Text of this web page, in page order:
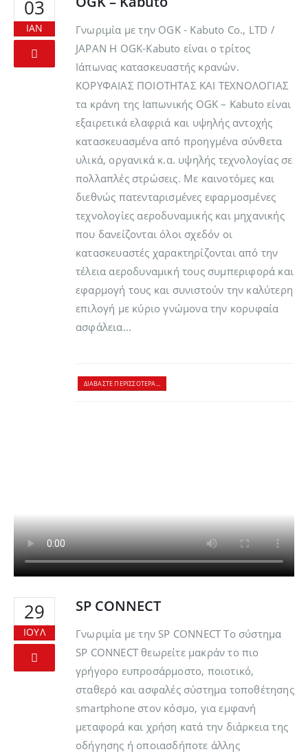
03
ΙΑΝ
Γνωριμία με την OGK - Kabuto Co., LTD /
JAPAN Η OGK-Kabuto είναι ο τρίτος
Ιάπωνας κατασκευαστής κρανών.
ΚΟΡΥΦΑΙΑΣ ΠΟΙΟΤΗΤΑΣ ΚΑΙ ΤΕΧΝΟΛΟΓΙΑΣ
τα κράνη της Ιαπωνικής OGK – Kabuto είναι
εξαιρετικά ελαφριά και υψηλής αντοχής
κατασκευασμένα από προηγμένα σύνθετα
υλικά, οργανικά κ.α. υψηλής τεχνολογίας σε
πολλαπλές στρώσεις. Με καινοτόμες και
διεθνώς πατενταρισμένες εφαρμοσμένες
τεχνολογίες αεροδυναμικής και μηχανικής
που δανείζονται όλοι σχεδόν οι
κατασκευαστές χαρακτηρίζονται από την
τέλεια αεροδυναμική τους συμπεριφορά και
εφαρμογή τους και συνιστούν την καλύτερη
επιλογή με κύριο γνώμονα την κορυφαία
ασφάλεια...
ΔΙΑΒΆΣΤΕ ΠΕΡΙΣΣΌΤΕΡΑ...
29
ΙΟΎΛ
SP CONNECT
Γνωριμία με την SP CONNECT Το σύστημα
SP CONNECT θεωρείτε μακράν το πιο
γρήγορο ευπροσάρμοστο, ποιοτικό,
σταθερό και ασφαλές σύστημα τοποθέτησης
smartphone στον κόσμο, για εμφανή
μεταφορά και χρήση κατά την διάρκεια της
οδήγησης ή οποιασδήποτε άλλης